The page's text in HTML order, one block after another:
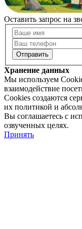
Оставить запрос на
Хранение данных
Мы используем
взаимодействие
Cookies создаются
их политикой и
Вы соглашаетесь с
озвученных целях.
Принять